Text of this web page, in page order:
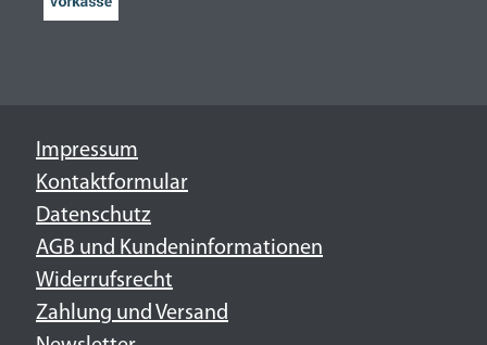
Impressum
Kontaktformular
Datenschutz
AGB und Kundeninformationen
Widerrufsrecht
Zahlung und Versand